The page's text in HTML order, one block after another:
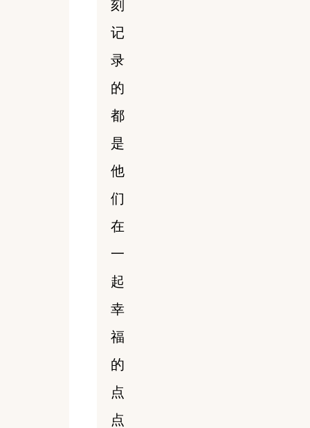
刻
记
录
的
都
是
他
们
在
一
起
幸
福
的
点
点